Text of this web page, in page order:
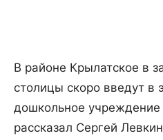
В районе Крылатское в
столицы скоро введут в
дошкольное
рассказал Сергей